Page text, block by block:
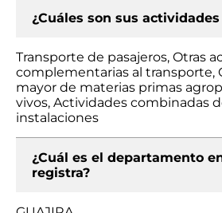
¿Cuáles son sus
Transporte de pasajeros, Otras
complementarias al transporte,
mayor de materias primas
vivos, Actividades combinadas
instalaciones
¿Cuál es el departamento
registra?